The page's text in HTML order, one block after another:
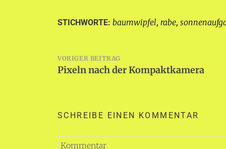
STICHWORTE: baumwipfel, rabe,
Beitragsnavigation
VORIGER BEITRAG
Pixeln nach der Kompaktkamera
SCHREIBE EINEN KOMMENTAR